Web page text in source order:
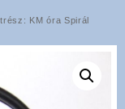
KM óra Spirál